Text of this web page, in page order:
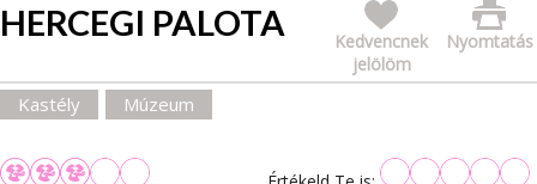
HERCEGI PALOTA Nyomtatás
Kedvencnek
jelölöm
Kastély Múzeum